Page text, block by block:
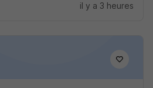
il y a 3 heures